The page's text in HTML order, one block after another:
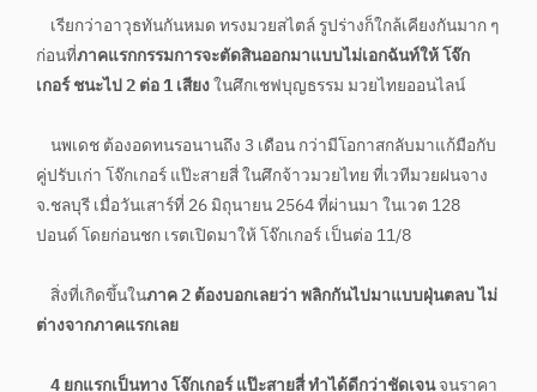
เรียกว่าอาวุธทันกันหมด ทรงมวยสไตล์ รูปร่างก็ใกล้เคียงกันมาก ๆ
ก่อนที่ภาคแรกกรรมการจะตัดสินออกมาแบบไม่เอกฉันท์ให้ โจ๊ก
เกอร์ ชนะไป 2 ต่อ 1 เสียงในศึกเชฟบุญธรรม มวยไทยออนไลน์
นพเดช ต้องอดทนรอนานถึง 3 เดือน กว่ามีโอกาสกลับมาแก้มือกับ
คู่ปรับเก่า โจ๊กเกอร์ แป๊ะสายสี่ ในศึกจ้าวมวยไทย ที่เวทีมวยฝนจาง
จ.ชลบุรี เมื่อวันเสาร์ที่ 26 มิถุนายน 2564 ที่ผ่านมา ในเวต 128
ปอนด์ โดยก่อนชก เรตเปิดมาให้ โจ๊กเกอร์ เป็นต่อ 11/8
สิ่งที่เกิดขึ้นในภาค 2 ต้องบอกเลยว่า พลิกกันไปมาแบบฝุ่นตลบ ไม่
ต่างจากภาคแรกเลย
4 ยกแรกเป็นทาง โจ๊กเกอร์ แป๊ะสายสี่ ทำได้ดีกว่าชัดเจนจนราคา